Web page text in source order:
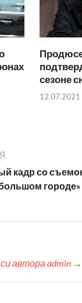
сезоне
12.07.2021
кадр со
городе»
автора admin →